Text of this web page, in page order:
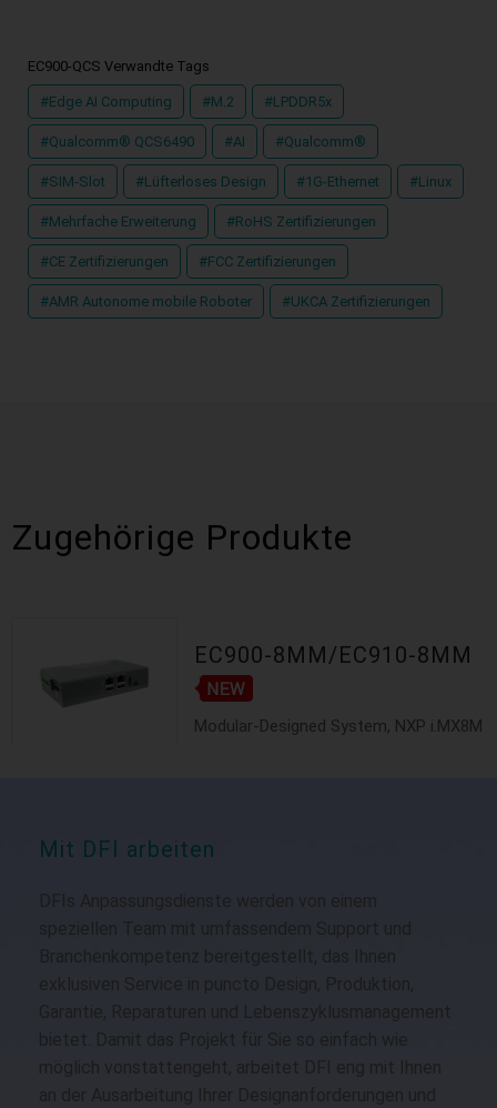
EC900-QCS Verwandte Tags
#Edge AI Computing #M.2 #LPDDR5x
#Qualcomm® QCS6490 #AI #Qualcomm®
#SIM-Slot #Lüfterloses Design #1G-Ethernet #Linux
#Mehrfache Erweiterung #RoHS Zertifizierungen
#CE Zertifizierungen #FCC Zertifizierungen
#AMR Autonome mobile Roboter #UKCA Zertifizierungen
Zugehörige Produkte
EC900-8MM/EC910-8MM
Modular-Designed System, NXP i.MX8M
Mit DFI arbeiten
DFIs Anpassungsdienste werden von einem
speziellen Team mit umfassendem Support und
Branchenkompetenz bereitgestellt, das Ihnen
exklusiven Service in puncto Design, Produktion,
Garantie, Reparaturen und Lebenszyklusmanagement
bietet. Damit das Projekt für Sie so einfach wie
möglich vonstattengeht, arbeitet DFI eng mit Ihnen
an der Ausarbeitung Ihrer Designanforderungen und